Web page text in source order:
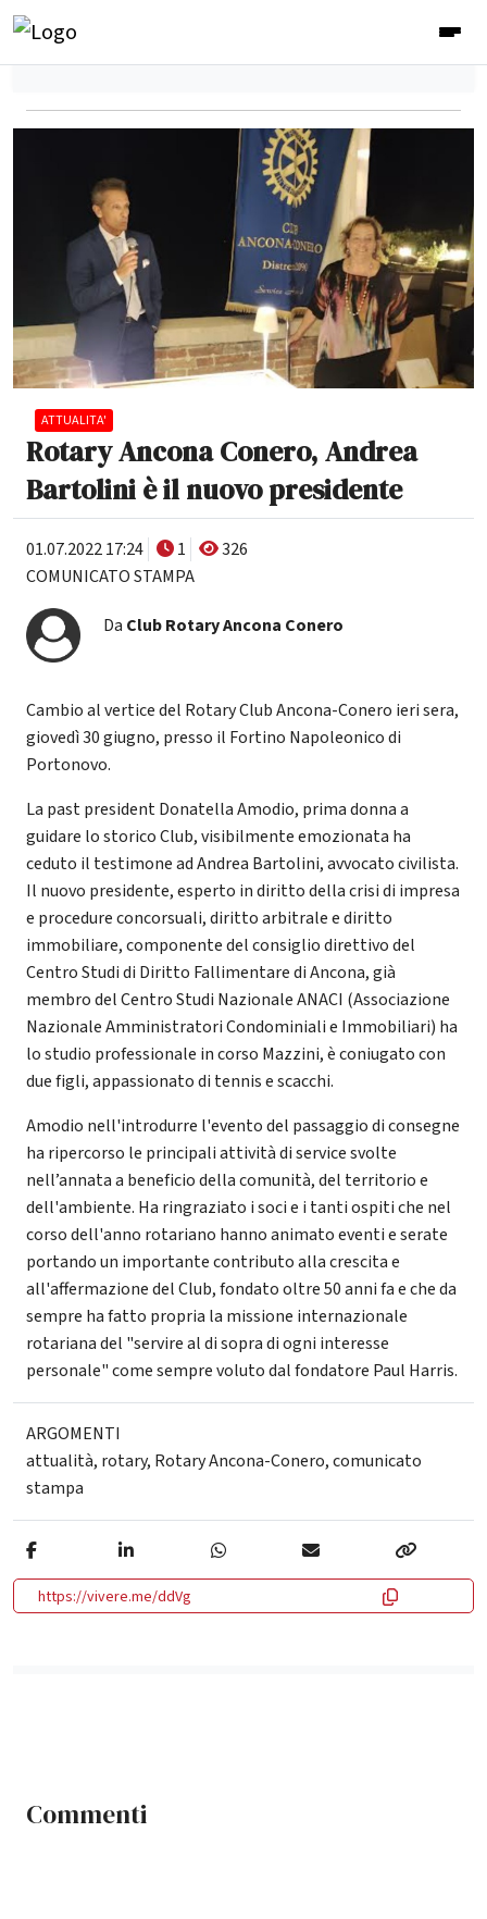
ATTUALITA'
Rotary Ancona Conero, Andrea
Bartolini è il nuovo presidente
01.07.2022 17:24 1
326
COMUNICATO STAMPA
Da Club Rotary Ancona Conero
Cambio al vertice del Rotary Club Ancona-Conero ieri sera,
giovedì 30 giugno, presso il Fortino Napoleonico di
Portonovo.
La past president Donatella Amodio, prima donna a
guidare lo storico Club, visibilmente emozionata ha
ceduto il testimone ad Andrea Bartolini, avvocato civilista.
Il nuovo presidente, esperto in diritto della crisi di impresa
e procedure concorsuali, diritto arbitrale e diritto
immobiliare, componente del consiglio direttivo del
Centro Studi di Diritto Fallimentare di Ancona, già
membro del Centro Studi Nazionale ANACI (Associazione
Nazionale Amministratori Condominiali e Immobiliari) ha
lo studio professionale in corso Mazzini, è coniugato con
due figli, appassionato di tennis e scacchi.
Amodio nell'introdurre l'evento del passaggio di consegne
ha ripercorso le principali attività di service svolte
nell’annata a beneficio della comunità, del territorio e
dell'ambiente. Ha ringraziato i soci e i tanti ospiti che nel
corso dell'anno rotariano hanno animato eventi e serate
portando un importante contributo alla crescita e
all'affermazione del Club, fondato oltre 50 anni fa e che da
sempre ha fatto propria la missione internazionale
rotariana del "servire al di sopra di ogni interesse
personale" come sempre voluto dal fondatore Paul Harris.
ARGOMENTI
attualità, rotary, Rotary Ancona-Conero,comunicato
stampa
https://vivere.me/ddVg
Commenti